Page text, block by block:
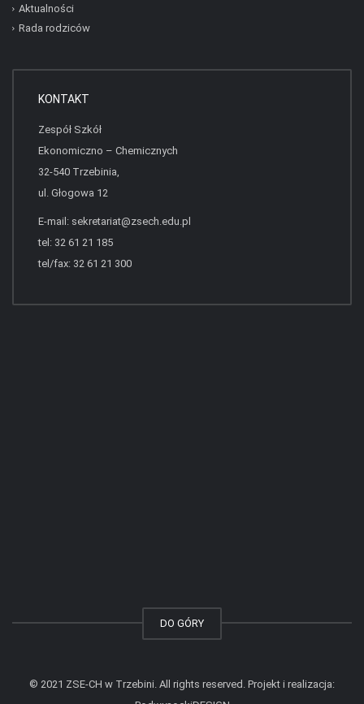
Aktualności
Rada rodziców
KONTAKT
Zespół Szkół
Ekonomiczno – Chemicznych
32-540 Trzebinia,
ul. Głogowa 12
E-mail: sekretariat@zsech.edu.pl
tel: 32 61 21 185
tel/fax: 32 61 21 300
DO GÓRY
© 2021 ZSE-CH w Trzebini. All rights reserved. Projekt i realizacja: